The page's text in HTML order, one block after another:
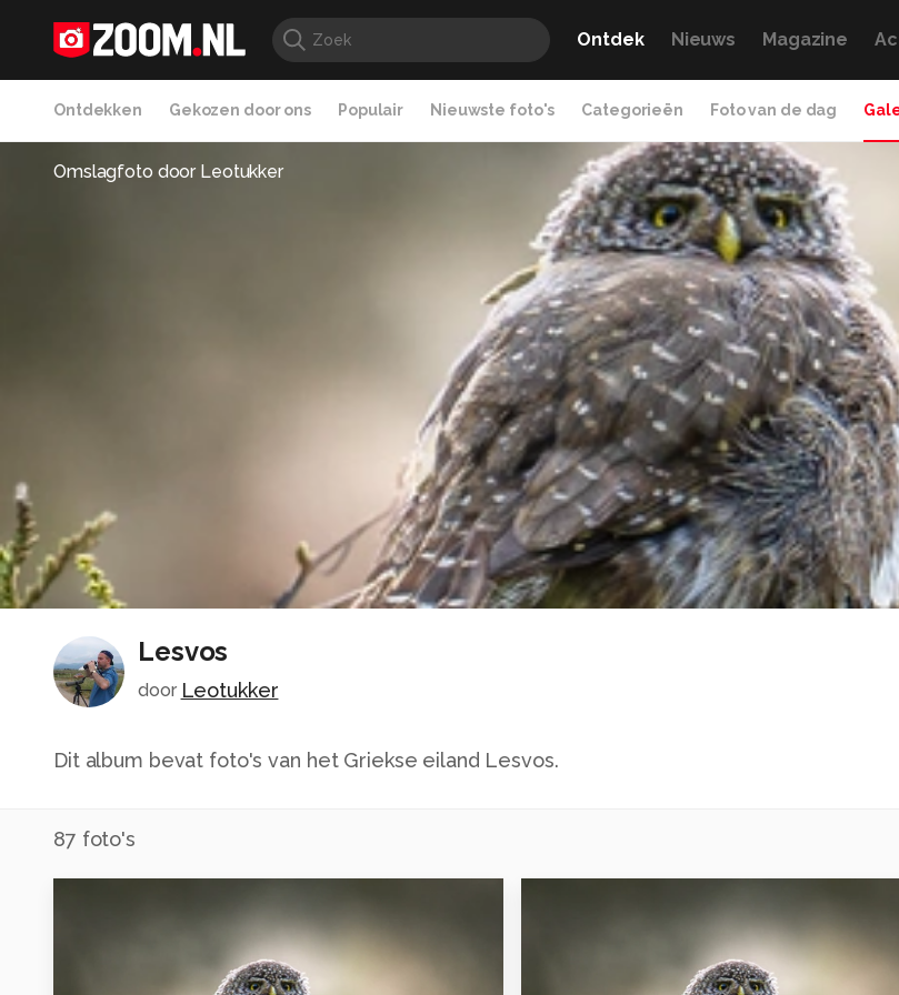
Ontdek Nieuws Magazine
Ontdekken Gekozen door ons Populair Nieuwste foto's Categorieën Foto van de dag
Omslagfoto door Leotukker
Lesvos
door Leotukker
Dit album bevat foto's van het Griekse eiland Lesvos.
87 foto's